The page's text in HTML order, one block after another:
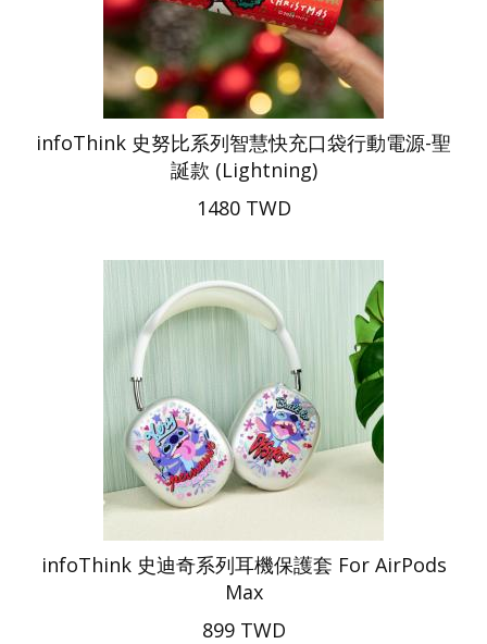
infoThink 史努比系列智慧快充口袋行動電源-聖
誕款 (Lightning)
1480 TWD
infoThink 史迪奇系列耳機保護套 For AirPods
Max
899 TWD